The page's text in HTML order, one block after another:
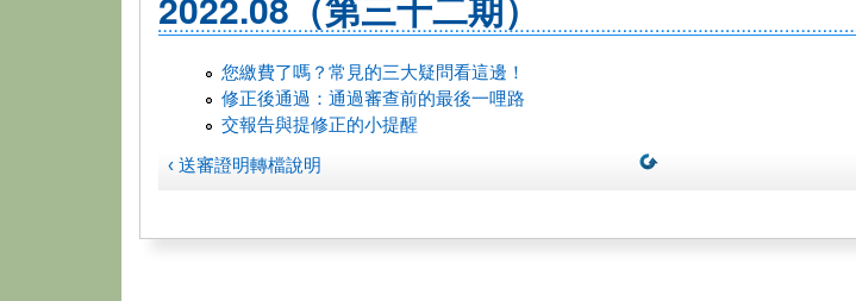
您繳費了嗎？常見的三大疑問看這邊！
修正後通過：通過審查前的最後一哩路
交報告與提修正的小提醒
‹ 送審證明轉檔說明